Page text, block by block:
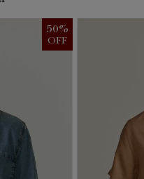
50%
OFF